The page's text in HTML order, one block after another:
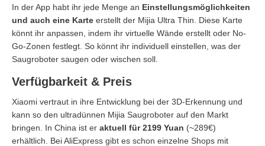
In der App habt ihr jede Menge an Einstellungsmöglichkeiten
und auch eine Karte erstellt der Mijia Ultra Thin. Diese Karte
könnt ihr anpassen, indem ihr virtuelle Wände erstellt oder No-
Go-Zonen festlegt. So könnt ihr individuell einstellen, was der
Saugroboter saugen oder wischen soll.
Verfügbarkeit & Preis
Xiaomi vertraut in ihre Entwicklung bei der 3D-Erkennung und
kann so den ultradünnen Mijia Saugroboter auf den Markt
bringen. In China ist er aktuell für 2199 Yuan (~289€)
erhältlich. Bei AliExpress gibt es schon einzelne Shops mit